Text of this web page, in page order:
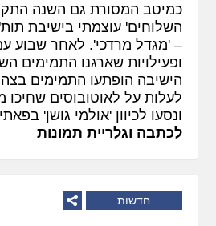
כמיטב המסורת גם השנה
השלוחים' עוצמתי בישיבת
– 'מגדל מרדכי'. לאחר שבוע
ופעילויות שארגנו התמימים
הישיבה הופתעו התמימים
לעלות על לאוטובוסים שחיכו
ונסעו לכיוון 'אולמי גושן'
לכתבה וגלריית תמונות
חדשות